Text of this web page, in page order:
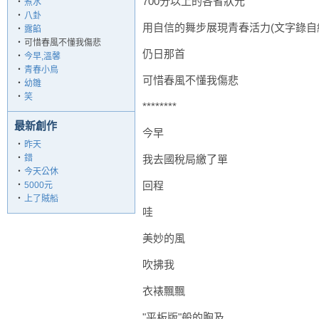
‧ 煮水
‧ 八卦
‧ 露餡
‧ 可惜春風不懂我傷悲
‧ 今早,溫馨
‧ 青春小鳥
‧ 幼雛
‧ 笑
最新創作
‧ 昨天
‧ 錯
‧ 今天公休
‧ 5000元
‧ 上了賊船
用自信的舞步展現青春活力(文字錄自
仍日那首
可惜春風不懂我傷悲
********
今早
我去國稅局繳了單
回程
哇
美妙的風
吹拂我
衣裱飄飄